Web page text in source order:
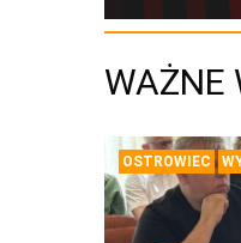
WAŻNE
OSTROWIEC